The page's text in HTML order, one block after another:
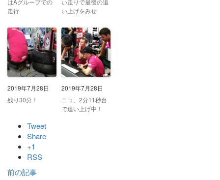
走行
い上げをみせ
2019年7月28日
残り30分！
2019年7月28日
ニコ、2分11秒台
で追い上げ中！
Tweet
Share
+1
RSS
前の記事